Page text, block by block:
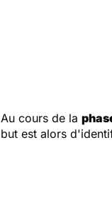
Au cours de la
but est alors